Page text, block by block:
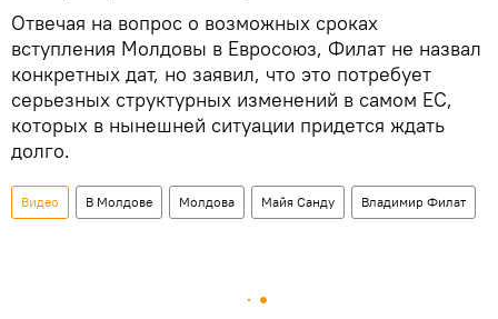
Отвечая на вопрос о возможных сроках
вступления Молдовы в Евросоюз, Филат не назвал
конкретных дат, но заявил, что это потребует
серьезных структурных изменений в самом ЕС,
которых в нынешней ситуации придется ждать
долго.
Видео В Молдове Молдова Майя Санду Владимир Филат